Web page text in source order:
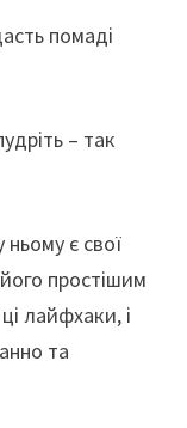
помаді
– так
є свої
простішим
лайфхаки, і
та